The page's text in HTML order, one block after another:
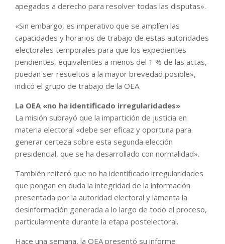
apegados a derecho para resolver todas las disputas».
«Sin embargo, es imperativo que se amplíen las
capacidades y horarios de trabajo de estas autoridades
electorales temporales para que los expedientes
pendientes, equivalentes a menos del 1 % de las actas,
puedan ser resueltos a la mayor brevedad posible»,
indicó el grupo de trabajo de la OEA.
La OEA «no ha identificado irregularidades»
La misión subrayó que la impartición de justicia en
materia electoral «debe ser eficaz y oportuna para
generar certeza sobre esta segunda elección
presidencial, que se ha desarrollado con normalidad».
También reiteró que no ha identificado irregularidades
que pongan en duda la integridad de la información
presentada por la autoridad electoral y lamenta la
desinformación generada a lo largo de todo el proceso,
particularmente durante la etapa postelectoral.
Hace una semana, la OEA presentó su informe